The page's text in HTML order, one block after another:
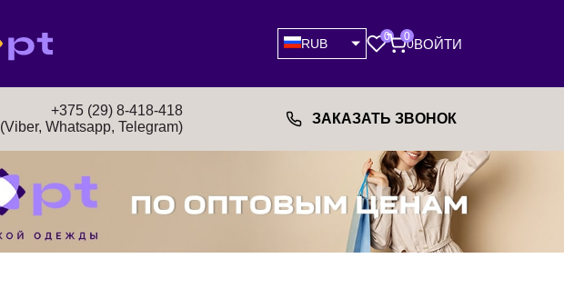
RUB
0 0
0ВОЙТИ
+375 (29) 8-418-418
(Viber, Whatsapp, Telegram)
ЗАКАЗАТЬ ЗВОНОК